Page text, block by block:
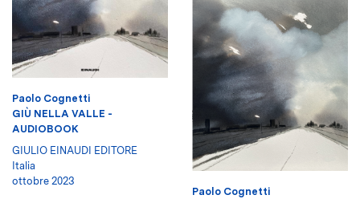
Paolo Cognetti
GIÙ NELLA VALLE -
AUDIOBOOK
GIULIO EINAUDI EDITORE
Italia
ottobre 2023
Paolo Cognetti